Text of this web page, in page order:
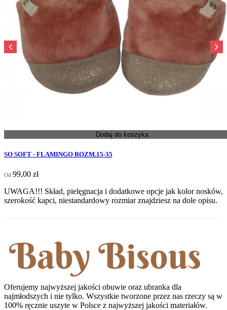
Dodaj do koszyka
SO SOFT - FLAMINGO ROZM.15-35
Od Cena
99,00 zł
UWAGA!!! Skład, pielęgnacja i dodatkowe opcje jak kolor nosków,
szerokość kapci, niestandardowy rozmiar znajdziesz na dole opisu.
›
Oferujemy najwyższej jakości obuwie oraz ubranka dla
najmłodszych i nie tylko. Wszystkie tworzone przez nas rzeczy są w
100% ręcznie uszyte w Polsce z najwyższej jakości materiałów.